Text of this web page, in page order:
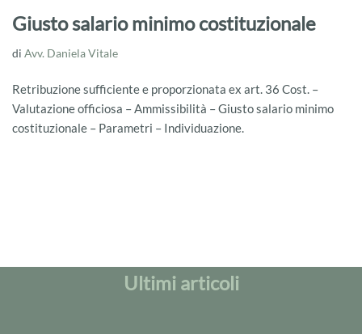
Giusto salario minimo costituzionale
di Avv. Daniela Vitale
Retribuzione sufficiente e proporzionata ex art. 36 Cost. –
Valutazione officiosa – Ammissibilità – Giusto salario minimo
costituzionale – Parametri – Individuazione.
Ultimi articoli